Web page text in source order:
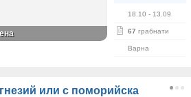
18.10 - 13.09
67 грабнати
Варна
или с поморийска